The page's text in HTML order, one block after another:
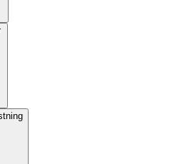
Lyktor & lampor